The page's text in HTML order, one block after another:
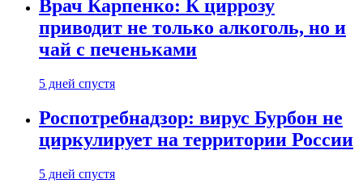
Врач Карпенко: К циррозу
приводит не только алкоголь, но и
чай с печеньками
5 дней спустя
Роспотребнадзор: вирус Бурбон не
циркулирует на территории России
5 дней спустя